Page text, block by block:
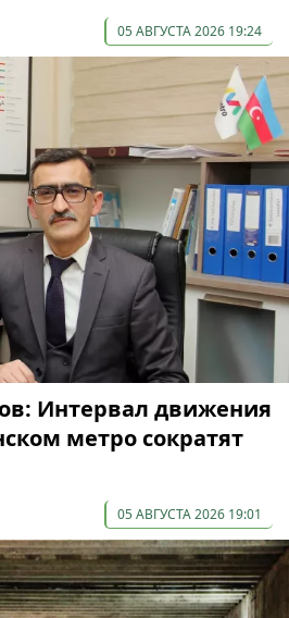
05 АВГУСТА 2026 19:24
Интервал движения
метро сократят
05 АВГУСТА 2026 19:01